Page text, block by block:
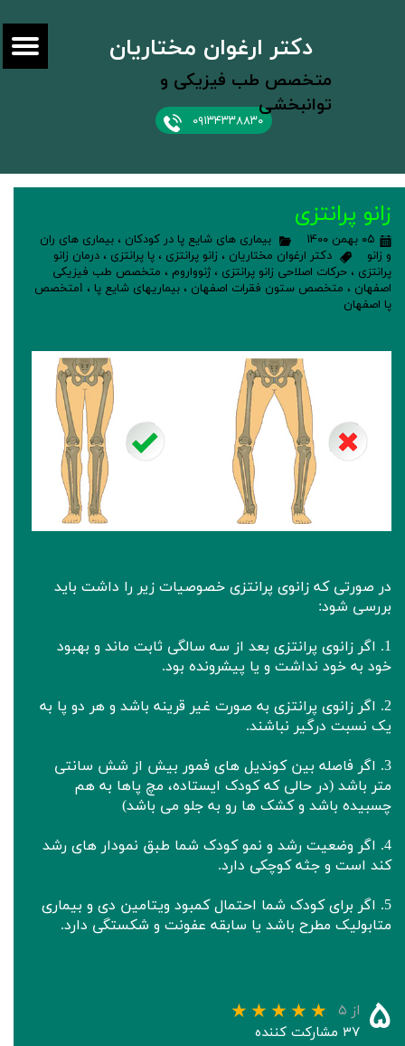
۰۹۱۳۴۳۳۸۸۳۰
دکتر ارغوان مختاریان
متخصص طب فیزیکی و
توانبخشی
زانو پرانتزی
۰۵ بهمن ۱۴۰۰ بیماری های شایع پا در کودکان ، بیماری های ران
و زانو
دکتر ارغوان مختاریان ، زانو پرانتزی ، پا پرانتزی ، درمان زانو
پرانتزی ، حرکات اصلاحی زانو پرانتزی ، ژنوواروم ، متخصص طب فیزیکی
اصفهان ، متخصص ستون فقرات اصفهان ، بیماریهای شایع پا ، lمتخصص
پا اصفهان
در صورتی که زانوی پرانتزی خصوصیات زیر را داشت باید
بررسی شود:
1. اگر زانوی پرانتزی بعد از سه سالگی ثابت ماند و بهبود
خود به خود نداشت و یا پیشرونده بود.
2. اگر زانوی پرانتزی به صورت غیر قرینه باشد و هر دو پا به
یک نسبت درگیر نباشند.
3. اگر فاصله بین کوندیل های فمور بیش از شش سانتی
متر باشد (در حالی که کودک ایستاده، مچ پاها به هم
چسبیده باشد و کشک ها رو به جلو می باشد)
4. اگر وضعیت رشد و نمو کودک شما طبق نمودار های رشد
کند است و جثه کوچکی دارد.
5. اگر برای کودک شما احتمال کمبود ویتامین دی و بیماری
متابولیک مطرح باشد یا سابقه عفونت و شکستگی دارد.
۵ از ۵
۳۷ مشارکت کننده